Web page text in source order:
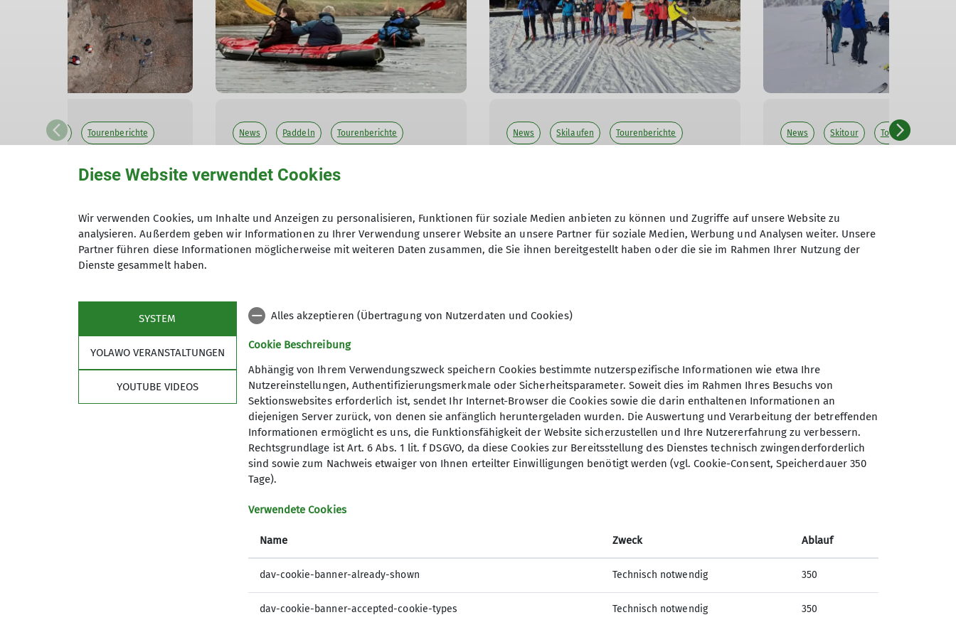
Klettern (Fels) Tourenberichte News Paddeln Tourenberichte
30.03.2026
mehr erfahren
News Skilaufen Tourenberichte
07.04.2026
News Skitour Tourenberichte
17.04.2026
mehr erfahren
Service
Alpenvereinshütten-Knigge
Sektion Erfurt Alpin des
Telefon +4936134948403
Diese Website verwendet Cookies
Wir verwenden Cookies, um Inhalte und Anzeigen zu personalisieren, Funktionen für soziale Medien anbieten zu können und Zugriffe auf unsere Website zu
analysieren. Außerdem geben wir Informationen zu Ihrer Verwendung unserer Website an unsere Partner für soziale Medien, Werbung und Analysen weiter. Unsere
Partner führen diese Informationen möglicherweise mit weiteren Daten zusammen, die Sie ihnen bereitgestellt haben oder die sie im Rahmen Ihrer Nutzung der
Dienste gesammelt haben.
SYSTEM
YOLAWO VERANSTALTUNGEN
YOUTUBE VIDEOS
Alles akzeptieren (Übertragung von Nutzerdaten und Cookies)
Cookie Beschreibung
Abhängig von Ihrem Verwendungszweck speichern Cookies bestimmte nutzerspezifische Informationen wie etwa Ihre
Nutzereinstellungen, Authentifizierungsmerkmale oder Sicherheitsparameter. Soweit dies im Rahmen Ihres Besuchs von
Sektionswebsites erforderlich ist, sendet Ihr Internet-Browser die Cookies sowie die darin enthaltenen Informationen an
diejenigen Server zurück, von denen sie anfänglich heruntergeladen wurden. Die Auswertung und Verarbeitung der betreffenden
Informationen ermöglicht es uns, die Funktionsfähigkeit der Website sicherzustellen und Ihre Nutzererfahrung zu verbessern.
Rechtsgrundlage ist Art. 6 Abs. 1 lit. f DSGVO, da diese Cookies zur Bereitsstellung des Dienstes technisch zwingenderforderlich
sind sowie zum Nachweis etwaiger von Ihnen erteilter Einwilligungen benötigt werden (vgl. Cookie-Consent, Speicherdauer 350
Tage).
Verwendete Cookies
Name Zweck Ablauf
dav-cookie-banner-already-shown Technisch notwendig 350
dav-cookie-banner-accepted-cookie-types Technisch notwendig 350